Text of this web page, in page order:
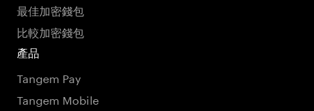
最佳加密錢包
比較加密錢包
產品
Tangem Pay
Tangem Mobile